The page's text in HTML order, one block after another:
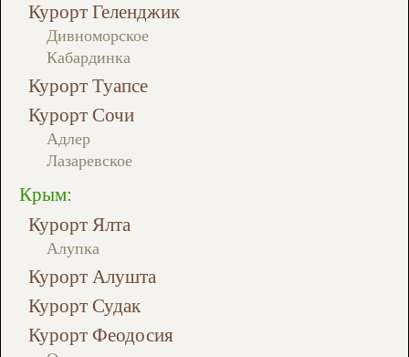
Курорт Геленджик
Дивноморское
Кабардинка
Курорт Туапсе
Курорт Сочи
Адлер
Лазаревское
Крым:
Курорт Ялта
Алупка
Курорт Алушта
Курорт Судак
Курорт Феодосия